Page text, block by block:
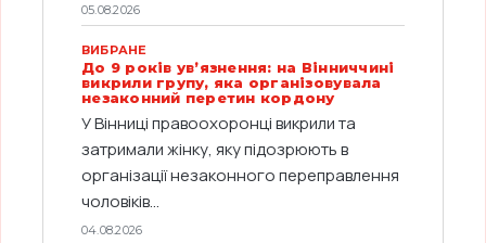
05.08.2026
ВИБРАНЕ
До 9 років ув’язнення: на Вінниччині
викрили групу, яка організовувала
незаконний перетин кордону
У Вінниці правоохоронці викрили та
затримали жінку, яку підозрюють в
організації незаконного переправлення
чоловіків...
04.08.2026